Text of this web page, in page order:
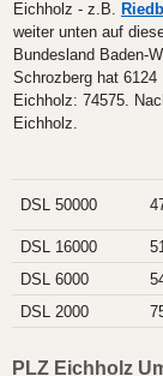
Eichholz - z.B.
weiter unten auf
Bundesland Baden-
Schrozberg hat
Eichholz: 74575.
Eichholz.
DSL 50000
DSL 16000
DSL 6000
DSL 2000
PLZ Eichholz